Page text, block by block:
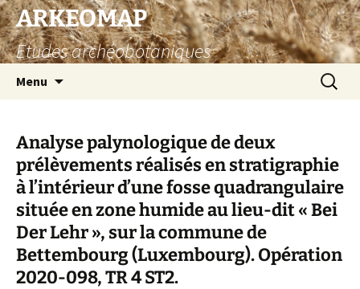
Aller
au
contenu
ARKEOMAP
Etudes archéobotaniques
Menu
Analyse palynologique de deux
prélèvements réalisés en stratigraphie
à l’intérieur d’une fosse quadrangulaire
située en zone humide au lieu-dit « Bei
Der Lehr », sur la commune de
Bettembourg (Luxembourg). Opération
2020-098, TR 4 ST2.